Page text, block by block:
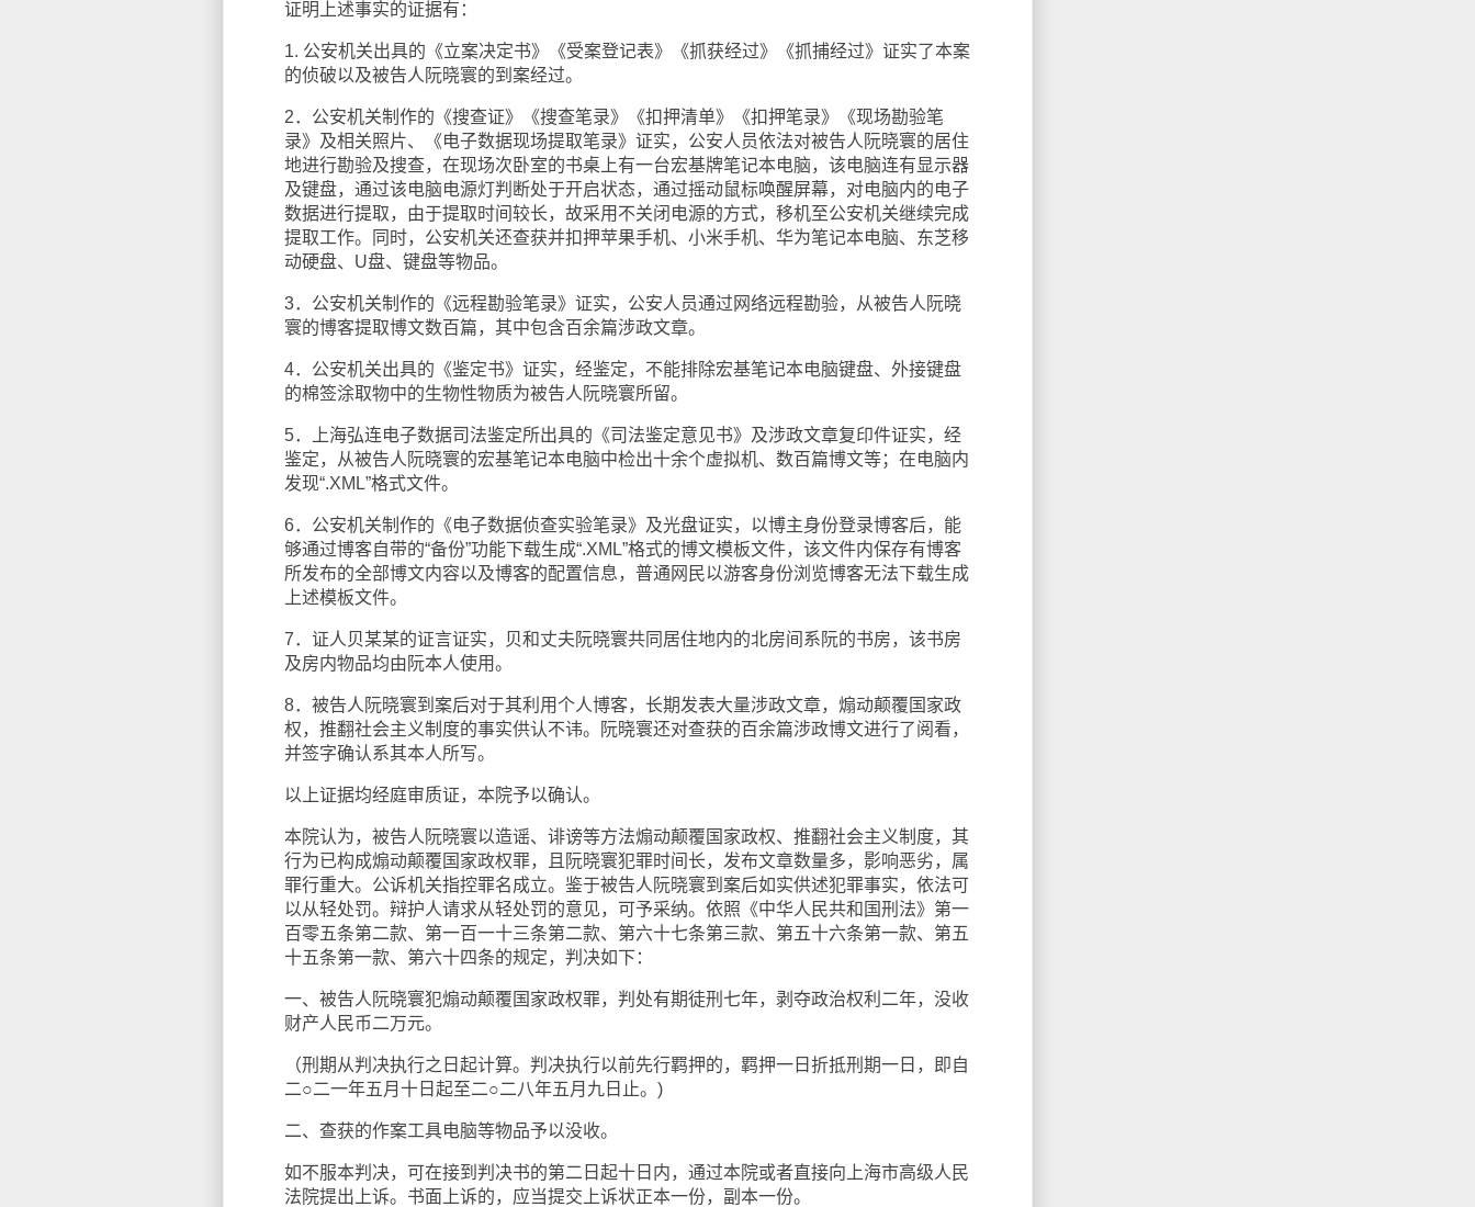
证明上述事实的证据有：
1. 公安机关出具的《立案决定书》《受案登记表》《抓获经过》《抓捕经过》证实了本案
的侦破以及被告人阮晓寰的到案经过。
2．公安机关制作的《搜查证》《搜查笔录》《扣押清单》《扣押笔录》《现场勘验笔
录》及相关照片、《电子数据现场提取笔录》证实，公安人员依法对被告人阮晓寰的居住
地进行勘验及搜查，在现场次卧室的书桌上有一台宏基牌笔记本电脑，该电脑连有显示器
及键盘，通过该电脑电源灯判断处于开启状态，通过摇动鼠标唤醒屏幕，对电脑内的电子
数据进行提取，由于提取时间较长，故采用不关闭电源的方式，移机至公安机关继续完成
提取工作。同时，公安机关还查获并扣押苹果手机、小米手机、华为笔记本电脑、东芝移
动硬盘、U盘、键盘等物品。
3．公安机关制作的《远程勘验笔录》证实，公安人员通过网络远程勘验，从被告人阮晓
寰的博客提取博文数百篇，其中包含百余篇涉政文章。
4．公安机关出具的《鉴定书》证实，经鉴定，不能排除宏基笔记本电脑键盘、外接键盘
的棉签涂取物中的生物性物质为被告人阮晓寰所留。
5．上海弘连电子数据司法鉴定所出具的《司法鉴定意见书》及涉政文章复印件证实，经
鉴定，从被告人阮晓寰的宏基笔记本电脑中检出十余个虚拟机、数百篇博文等；在电脑内
发现“.XML”格式文件。
6．公安机关制作的《电子数据侦查实验笔录》及光盘证实，以博主身份登录博客后，能
够通过博客自带的“备份”功能下载生成“.XML”格式的博文模板文件，该文件内保存有博客
所发布的全部博文内容以及博客的配置信息，普通网民以游客身份浏览博客无法下载生成
上述模板文件。
7．证人贝某某的证言证实，贝和丈夫阮晓寰共同居住地内的北房间系阮的书房，该书房
及房内物品均由阮本人使用。
8．被告人阮晓寰到案后对于其利用个人博客，长期发表大量涉政文章，煽动颠覆国家政
权，推翻社会主义制度的事实供认不讳。阮晓寰还对查获的百余篇涉政博文进行了阅看，
并签字确认系其本人所写。
以上证据均经庭审质证，本院予以确认。
本院认为，被告人阮晓寰以造谣、诽谤等方法煽动颠覆国家政权、推翻社会主义制度，其
行为已构成煽动颠覆国家政权罪，且阮晓寰犯罪时间长，发布文章数量多，影响恶劣，属
罪行重大。公诉机关指控罪名成立。鉴于被告人阮晓寰到案后如实供述犯罪事实，依法可
以从轻处罚。辩护人请求从轻处罚的意见，可予采纳。依照《中华人民共和国刑法》第一
百零五条第二款、第一百一十三条第二款、第六十七条第三款、第五十六条第一款、第五
十五条第一款、第六十四条的规定，判决如下：
一、被告人阮晓寰犯煽动颠覆国家政权罪，判处有期徒刑七年，剥夺政治权利二年，没收
财产人民币二万元。
（刑期从判决执行之日起计算。判决执行以前先行羁押的，羁押一日折抵刑期一日，即自
二○二一年五月十日起至二○二八年五月九日止。)
二、查获的作案工具电脑等物品予以没收。
如不服本判决，可在接到判决书的第二日起十日内，通过本院或者直接向上海市高级人民
法院提出上诉。书面上诉的，应当提交上诉状正本一份，副本一份。